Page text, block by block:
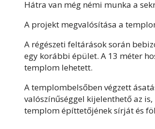
Hátra van még némi munka a
A projekt megvalósítása a
A régészeti feltárások során
egy korábbi épület. A 13 méter
templom lehetett.
A templombelsőben végzett
valószínűséggel kijelenthető az
templom építtetőjének sírját és